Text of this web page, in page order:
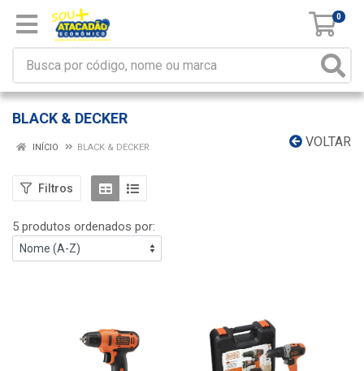
0
BLACK & DECKER
VOLTAR
INÍCIO BLACK & DECKER
Filtros
5 produtos ordenados por: